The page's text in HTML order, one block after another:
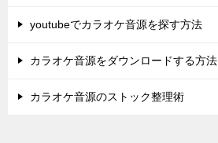
youtubeでカラオケ音源を探す方法
カラオケ音源をダウンロードする方法
カラオケ音源のストック整理術